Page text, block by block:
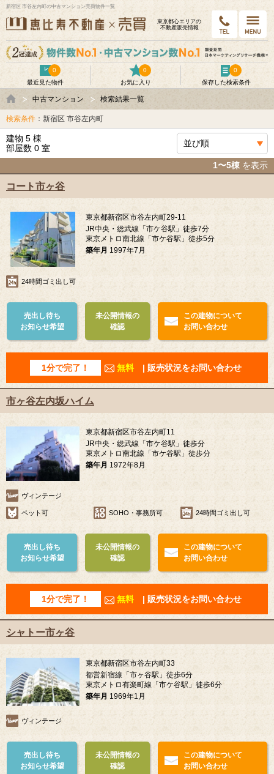
新宿区 市谷左内町の中古マンション売買物件一覧
東京都⼼エリアの
不動産販売情報
最近見た物件
0
お気に入り
0
保存した検索条件
0
中古マンション 検索結果一覧
検索条件 ：新宿区 市谷左内町
建物 5 棟
部屋数 0 室
1〜5棟 を表示
コート市ヶ谷
東京都新宿区市谷左内町29-11
JR中央・総武線「市ケ谷駅」徒歩7分
東京メトロ南北線「市ケ谷駅」徒歩5分
築年月 1997年7月
24時間ゴミ出し可
売出し待ち
お知らせ希望
未公開情報の
確認
この建物について
お問い合わせ
1分で完了！ 無料 | 販売状況をお問い合わせ
市ヶ谷左内坂ハイム
東京都新宿区市谷左内町11
JR中央・総武線「市ケ谷駅」徒歩分
東京メトロ南北線「市ケ谷駅」徒歩分
築年月 1972年8月
ヴィンテージ
ペット可 SOHO・事務所可 24時間ゴミ出し可
売出し待ち
お知らせ希望
未公開情報の
確認
この建物について
お問い合わせ
1分で完了！ 無料 | 販売状況をお問い合わせ
シャトー市ヶ谷
東京都新宿区市谷左内町33
都営新宿線「市ヶ谷駅」徒歩6分
東京メトロ有楽町線「市ケ谷駅」徒歩6分
築年月 1969年1月
ヴィンテージ
売出し待ち
お知らせ希望
未公開情報の
確認
この建物について
お問い合わせ